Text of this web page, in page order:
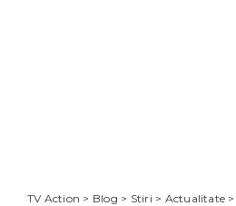
TV Action > Blog > Stiri > Actualitate >